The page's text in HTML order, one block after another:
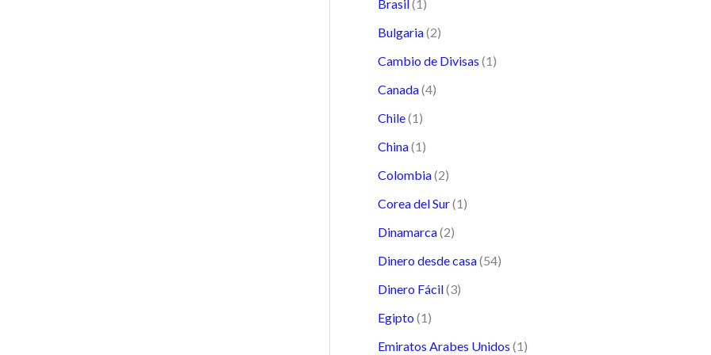
Brasil (1)
Bulgaria(2)
Cambio de Divisas (1)
Canada(4)
Chile(1)
China(1)
Colombia(2)
Corea del Sur(1)
Dinamarca(2)
Dinero desde casa(54)
Dinero Fácil(3)
Egipto (1)
Emiratos Arabes Unidos (1)